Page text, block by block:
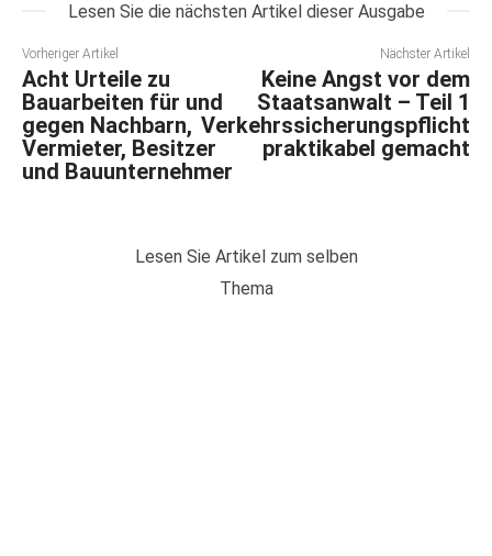
Lesen Sie die nächsten Artikel dieser Ausgabe
Vorheriger Artikel
Acht Urteile zu
Bauarbeiten für und
gegen Nachbarn,
Vermieter, Besitzer
und Bauunternehmer
Nächster Artikel
Keine Angst vor dem
Staatsanwalt – Teil 1
Verkehrssicherungspflicht
praktikabel gemacht
Lesen Sie Artikel zum selben
Thema